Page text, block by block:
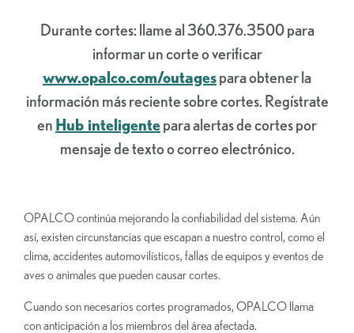
Durante cortes: llame al 360.376.3500 para
informar un corte o verificar
www.opalco.com/outagespara obtener la
información más reciente sobre cortes. Regístrate
en Hub inteligentepara alertas de cortes por
mensaje de texto o correo electrónico.
OPALCO continúa mejorando la confiabilidad del sistema. Aún
así, existen circunstancias que escapan a nuestro control, como el
clima, accidentes automovilísticos, fallas de equipos y eventos de
aves o animales que pueden causar cortes.
Cuando son necesarios cortes programados, OPALCO llama
con anticipación a los miembros del área afectada.